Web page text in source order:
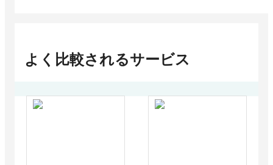
よく比較されるサービス